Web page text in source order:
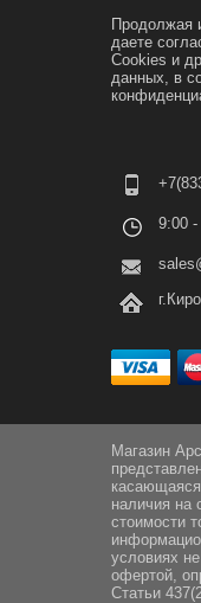
Продолжая
даете
Cookies и
данных, в
9:00
Магазин
касающаяся
наличия на
стоимости
условиях
офертой,
Статьи